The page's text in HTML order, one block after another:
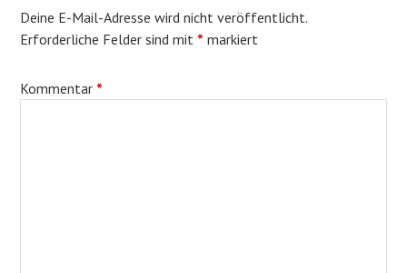
Deine E-Mail-Adresse wird nicht veröffentlicht.
Erforderliche Felder sind mit * markiert
Kommentar *